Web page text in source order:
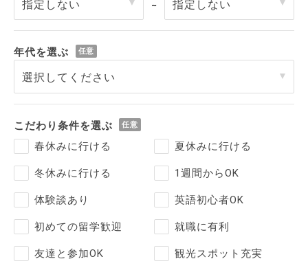
～
年代を選ぶ
こだわり条件を選ぶ
春休みに行ける
夏休みに行ける
冬休みに行ける 1週間からOK
体験談あり 英語初心者OK
初めての留学歓迎 就職に有利
友達と参加OK 観光スポット充実